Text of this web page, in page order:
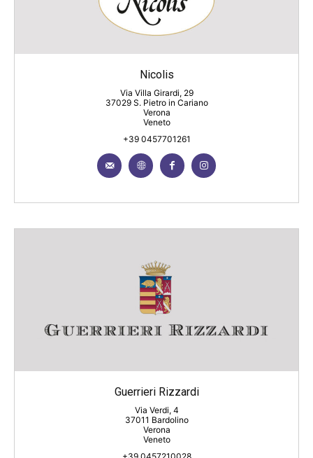
Nicolis
Via Villa Girardi, 29
37029 S. Pietro in Cariano
Verona
Veneto
+39 0457701261
Guerrieri Rizzardi
Via Verdi, 4
37011 Bardolino
Verona
Veneto